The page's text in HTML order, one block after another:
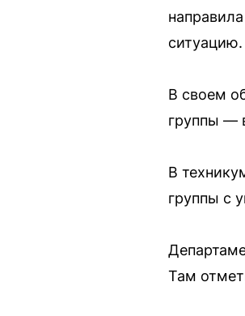
ситуацию.
В своем
группы —
В
группы с
Там